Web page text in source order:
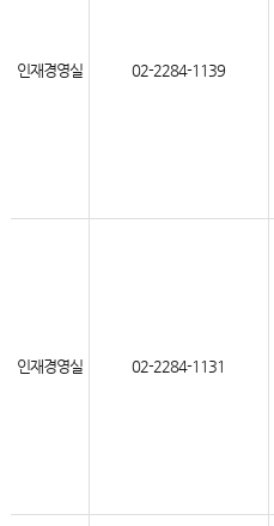
인재경영실 02-2284-1139
인재경영실 02-2284-1131